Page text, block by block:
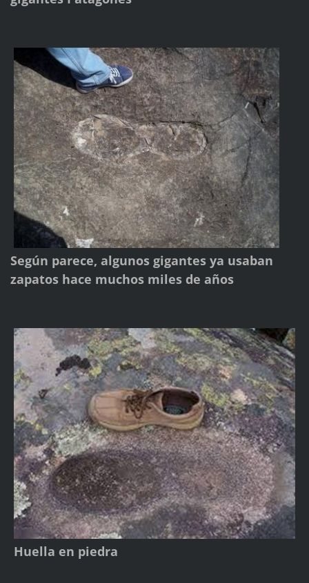
Según parece, algunos gigantes ya usaban
zapatos hace muchos miles de años
Huella en piedra